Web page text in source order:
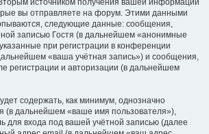
источником получения вашей информации
вы отправляете на форум. Этими данными
следующие данные: сообщения,
записью Гостя (в дальнейшем «анонимные
при регистрации в конференции
«ваша учётная запись») и сообщения,
регистрации и авторизации (в дальнейшем
содержать, как минимум, однозначно
(в дальнейшем «ваше имя пользователя»),
для входа под вашей учётной записью (далее